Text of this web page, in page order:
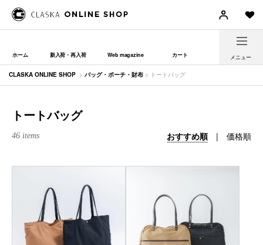
ホーム 新入荷・再入荷 Web magazine カート メニュー
CLASKA ONLINE SHOP > バッグ・ポーチ・財布 > トートバッグ
トートバッグ
おすすめ順 | 価格順
46 items